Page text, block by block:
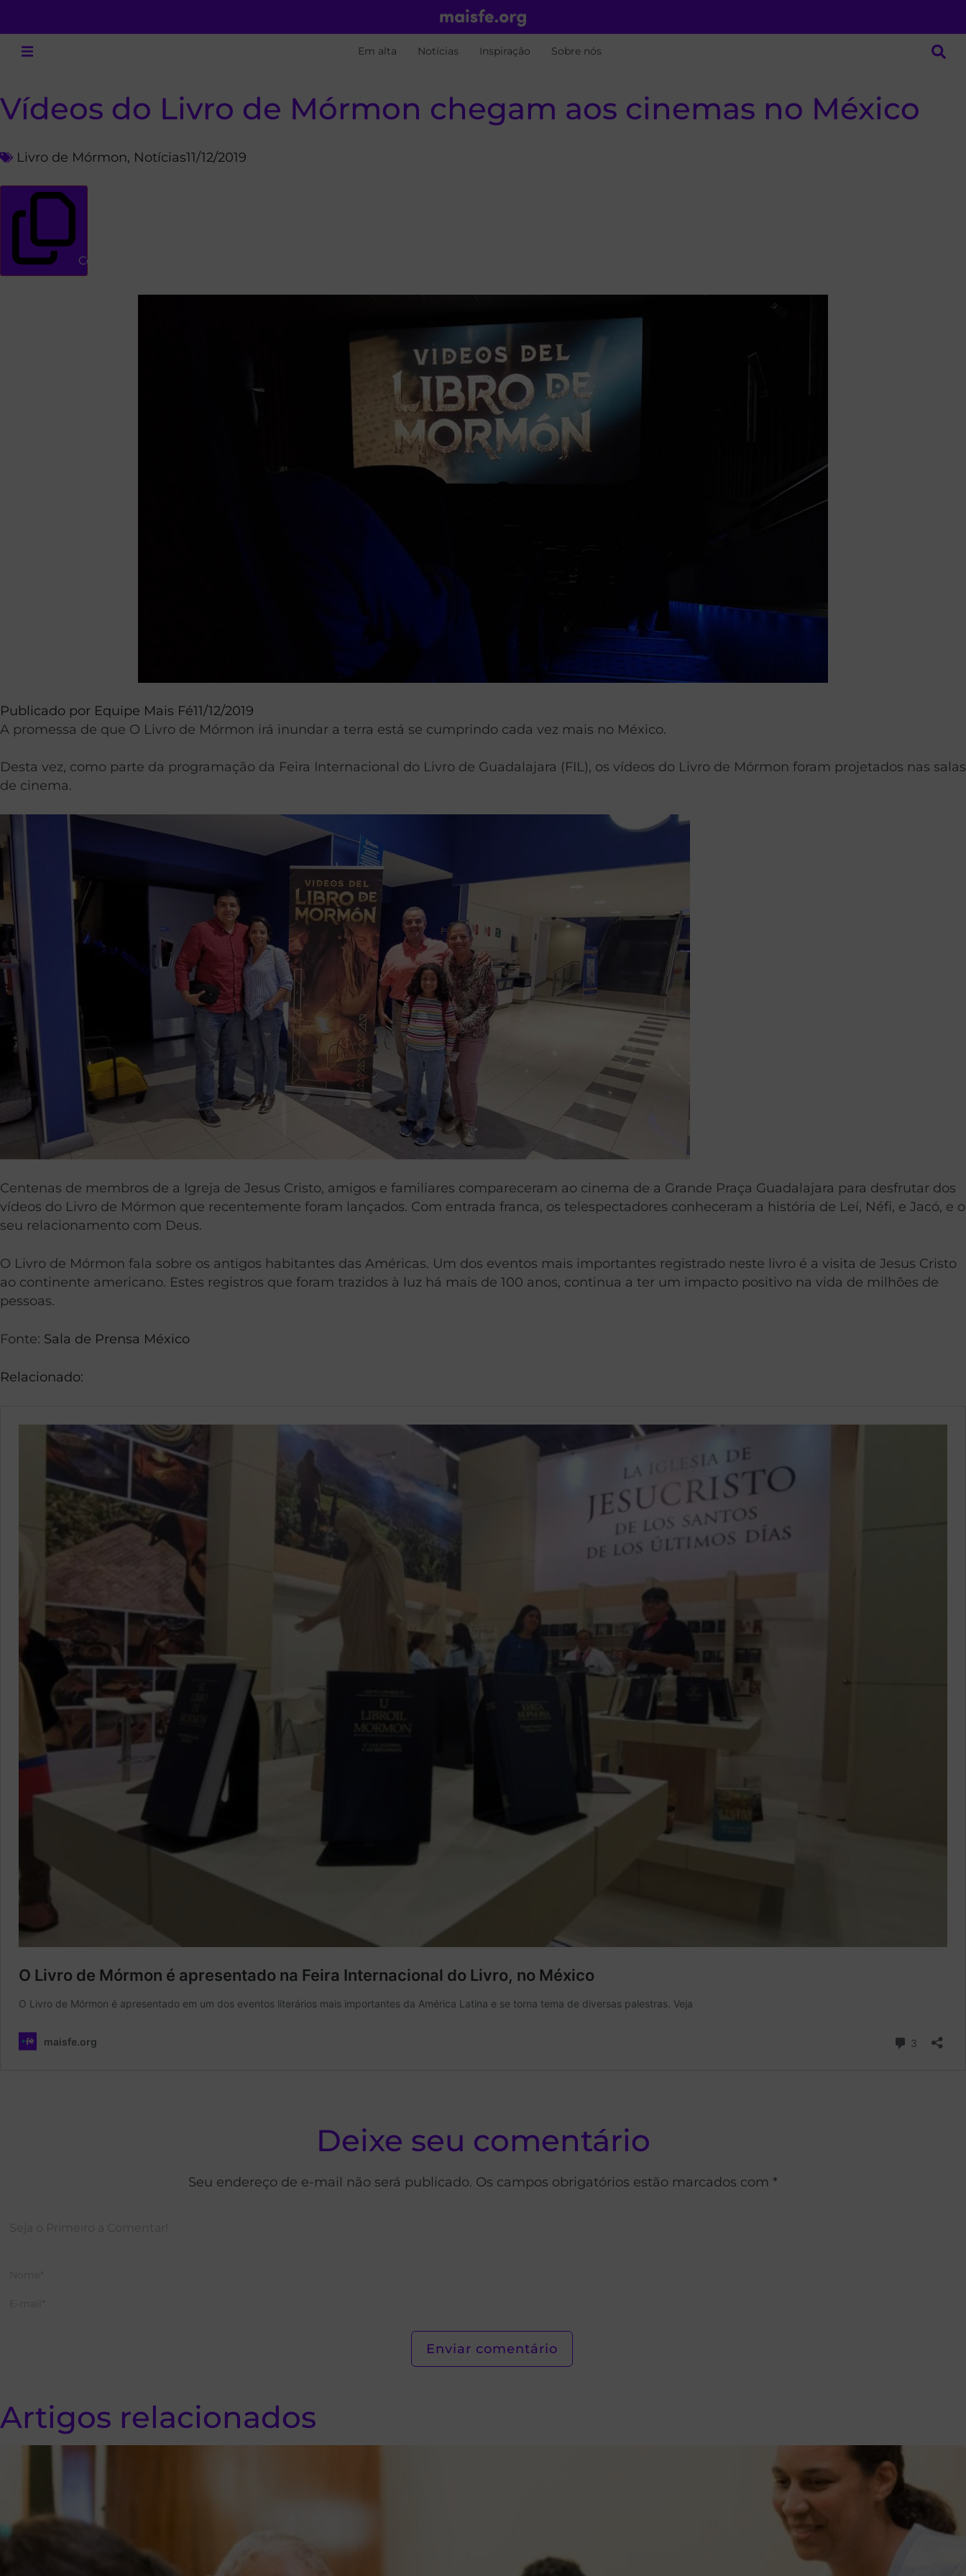
Em alta Notícias Inspiração Sobre nós
Vídeos do Livro de Mórmon chegam aos cinemas no México
Livro de Mórmon, Notícias11/12/2019
Copiar link
Publicado por Equipe Mais Fé11/12/2019
A promessa de que O Livro de Mórmon irá inundar a terra está se cumprindo cada vez mais no México.
Desta vez, como parte da programação da Feira Internacional do Livro de Guadalajara (FIL), os vídeos do Livro de Mórmon foram projetados nas salas
de cinema.
Centenas de membros de a Igreja de Jesus Cristo, amigos e familiares compareceram ao cinema de a Grande Praça Guadalajara para desfrutar dos
vídeos do Livro de Mórmon que recentemente foram lançados. Com entrada franca, os telespectadores conheceram a história de Leí, Néfi, e Jacó, e o
seu relacionamento com Deus.
O Livro de Mórmon fala sobre os antigos habitantes das Américas. Um dos eventos mais importantes registrado neste livro é a visita de Jesus Cristo
ao continente americano. Estes registros que foram trazidos à luz há mais de 100 anos, continua a ter um impacto positivo na vida de milhões de
pessoas.
Fonte: Sala de Prensa México
Relacionado:
Deixe seu comentário
Seu endereço de e-mail não será publicado. Os campos obrigatórios estão marcados com *
Artigos relacionados